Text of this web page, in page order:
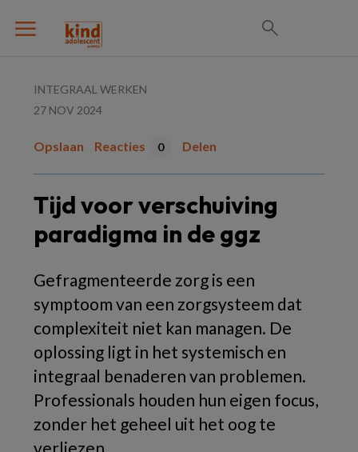
INTEGRAAL WERKEN
27 NOV 2024
Opslaan Reacties 0 Delen
Tijd voor verschuiving
paradigma in de ggz
Gefragmenteerde zorg is een
symptoom van een zorgsysteem dat
complexiteit niet kan managen. De
oplossing ligt in het systemisch en
integraal benaderen van problemen.
Professionals houden hun eigen focus,
zonder het geheel uit het oog te
verliezen.